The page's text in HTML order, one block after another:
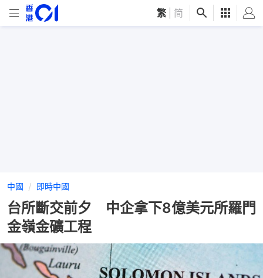
繁 简
中國 即時中國
台所斷交前夕 中企拿下8億美元所羅門
金嶺金礦工程